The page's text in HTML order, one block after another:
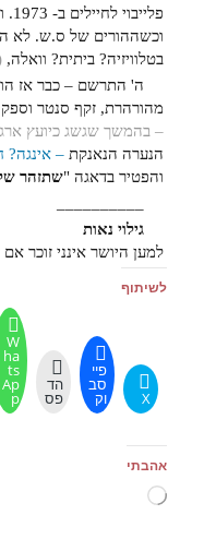
בטלוויזיה? ביתית? וואלה,
ה' התרשם – כבר אז
מהורהרת, זקף סנטר
– בהמשך שגשג כיועץ
הנערה הנאנקת– אינגה?
והפטיר בדאגה "שתזהר
גילוי נאות
למען היושר אינני זוכר
לשיתוף
X
פיי
סב
וק
הד
פס
W
ha
ts
Ap
p
אהבתי
טוען...